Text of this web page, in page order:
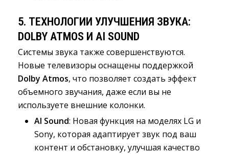
5. ТЕХНОЛОГИИ УЛУЧШЕНИЯ ЗВУКА:
DOLBY ATMOS И AI SOUND
Системы звука также совершенствуются.
Новые телевизоры оснащены поддержкой
Dolby Atmos, что позволяет создать эффект
объемного звучания, даже если вы не
используете внешние колонки.
AI Sound: Новая функция на моделях LG и
Sony, которая адаптирует звук под ваш
контент и обстановку, улучшая качество